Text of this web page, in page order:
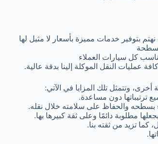
بتوفير خدمات مميزة بأسعار لا مثيل لها
كل سيارات العملاء
النقل الموكلة إلينا بدقة عالية.
وتتمثل تلك المزايا في الآتي:
ترتيباتها دون مساعدة.
بسطحه والحفاظ على سلامته خلال نقله.
مطلوبة دائمًا وعلى ثقة كبيرها بها.
تزيد من ثقته بنا.